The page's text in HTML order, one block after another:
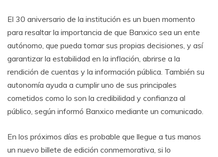
El 30 aniversario de la institución es un buen momento
para resaltar la importancia de que Banxico sea un ente
autónomo, que pueda tomar sus propias decisiones, y así
garantizar la estabilidad en la inflación, abrirse a la
rendición de cuentas y la información pública. También su
autonomía ayuda a cumplir uno de sus principales
cometidos como lo son la credibilidad y confianza al
público, según informó Banxico mediante un comunicado.
En los próximos días es probable que llegue a tus manos
un nuevo billete de edición conmemorativa, si lo